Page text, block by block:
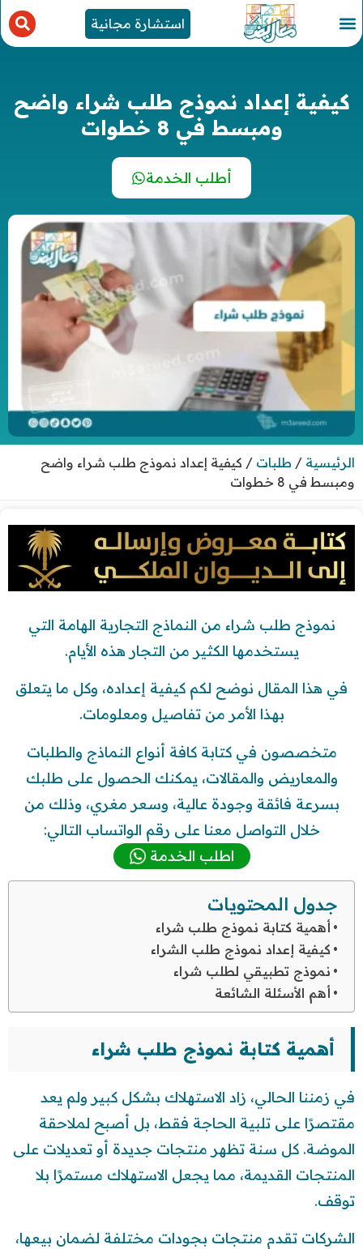
استشارة مجانية
كيفية إعداد نموذج طلب شراء واضح
ومبسط في 8 خطوات
أطلب الخدمة
الرئيسية / طلبات / كيفية إعداد نموذج طلب شراء واضح
ومبسط في 8 خطوات
نموذج طلب شراء من النماذج التجارية الهامة التي
يستخدمها الكثير من التجار هذه الأيام.
في هذا المقال نوضح لكم كيفية إعداده، وكل ما يتعلق
بهذا الأمر من تفاصيل ومعلومات.
متخصصون في كتابة كافة أنواع النماذج والطلبات
والمعاريض والمقالات، يمكنك الحصول على طلبك
بسرعة فائقة وجودة عالية، وسعر مغري، وذلك من
خلال التواصل معنا على رقم الواتساب التالي:
اطلب الخدمة
جدول المحتويات
أهمية كتابة نموذج طلب شراء
كيفية إعداد نموذج طلب الشراء
نموذج تطبيقي لطلب شراء
أهم الأسئلة الشائعة
أهمية كتابة نموذج طلب شراء
في زمننا الحالي، زاد الاستهلاك بشكل كبير ولم يعد
مقتصرًا على تلبية الحاجة فقط، بل أصبح لملاحقة
الموضة. كل سنة تظهر منتجات جديدة أو تعديلات على
المنتجات القديمة، مما يجعل الاستهلاك مستمرًا بلا
توقف.
الشركات تقدم منتجات بجودات مختلفة لضمان بيعها،